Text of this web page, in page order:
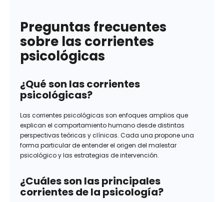
Preguntas frecuentes
sobre las corrientes
psicológicas
¿Qué son las corrientes
psicológicas?
Las corrientes psicológicas son enfoques amplios que
explican el comportamiento humano desde distintas
perspectivas teóricas y clínicas. Cada una propone una
forma particular de entender el origen del malestar
psicológico y las estrategias de intervención.
¿Cuáles son las principales
corrientes de la psicología?